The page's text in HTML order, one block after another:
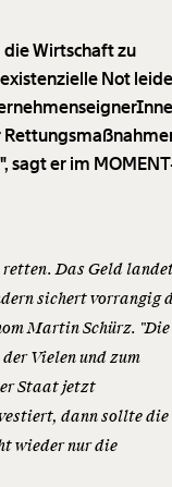
Wirtschaft zu
Not
sagt er im
Das Geld
sichert vorrangig
Martin Schürz. "Die
Vielen und zum
Staat jetzt
dann sollte die
wieder nur die